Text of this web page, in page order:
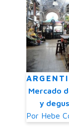
Mercado
y
Por Hebe